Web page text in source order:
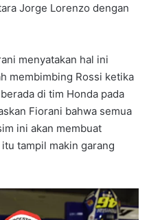
Jorge Lorenzo dengan
menyatakan hal ini
membimbing Rossi ketika
di tim Honda pada
Fiorani bahwa semua
ini akan membuat
tampil makin garang